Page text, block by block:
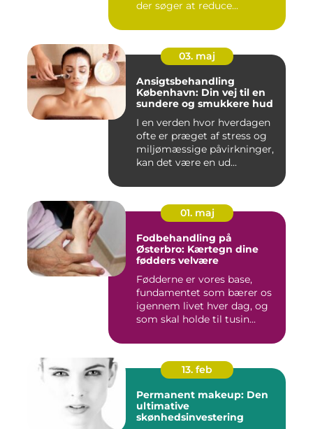
der søger at reduce...
03. maj
Ansigtsbehandling
København: Din vej til en
sundere og smukkere hud
I en verden hvor hverdagen
ofte er præget af stress og
miljømæssige påvirkninger,
kan det være en ud...
01. maj
Fodbehandling på
Østerbro: Kærtegn dine
fødders velvære
Fødderne er vores base,
fundamentet som bærer os
igennem livet hver dag, og
som skal holde til tusin...
13. feb
Permanent makeup: Den
ultimative
skønhedsinvestering